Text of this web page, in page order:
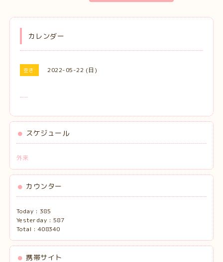
カレンダー
空き 2022-05-22 (日)
スケジュール
外来
カウンター
Today : 385
Yesterday : 587
Total : 408340
携帯サイト